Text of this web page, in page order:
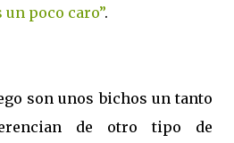
un poco caro”.
son unos bichos un tanto
de otro tipo de